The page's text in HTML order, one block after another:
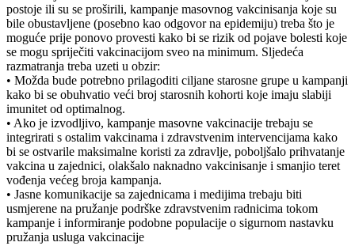
postoje ili su se proširili, kampanje masovnog vakcinisanja koje su
bile obustavljene (posebno kao odgovor na epidemiju) treba što je
moguće prije ponovo provesti kako bi se rizik od pojave bolesti koje
se mogu spriječiti vakcinacijom sveo na minimum. Sljedeća
razmatranja treba uzeti u obzir:
• Možda bude potrebno prilagoditi ciljane starosne grupe u kampanji
kako bi se obuhvatio veći broj starosnih kohorti koje imaju slabiji
imunitet od optimalnog.
• Ako je izvodljivo, kampanje masovne vakcinacije trebaju se
integrirati s ostalim vakcinama i zdravstvenim intervencijama kako
bi se ostvarile maksimalne koristi za zdravlje, poboljšalo prihvatanje
vakcina u zajednici, olakšalo naknadno vakcinisanje i smanjio teret
vođenja većeg broja kampanja.
• Jasne komunikacije sa zajednicama i medijima trebaju biti
usmjerene na pružanje podrške zdravstvenim radnicima tokom
kampanje i informiranje podobne populacije o sigurnom nastavku
pružanja usluga vakcinacije